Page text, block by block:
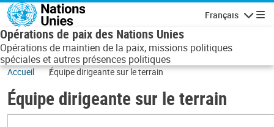
Aller au contenu principal
Français
Opérations de paix des Nations Unies
Opérations de maintien de la paix, missions politiques
spéciales et autres présences politiques
Accueil Équipe dirigeante sur le terrain
Équipe dirigeante sur le terrain